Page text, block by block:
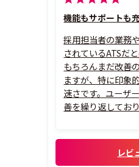
採用担当者の業務
されているATSだ
もちろんまだ改善
ますが、特に印象
速さです。ユーザ
善を繰り返してお
ているサービス」
がら応援したくな
レビ